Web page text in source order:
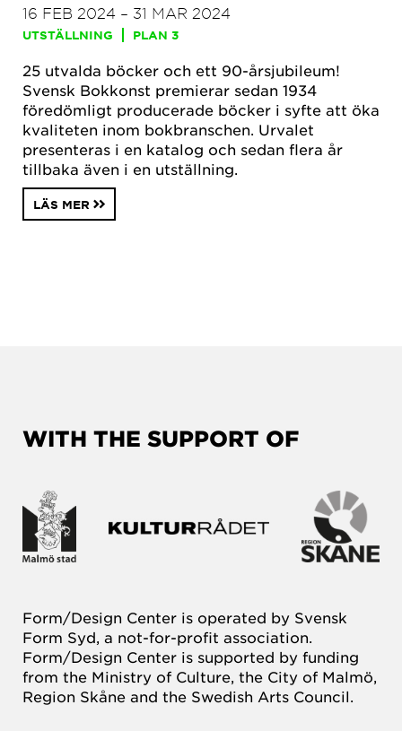
16 FEB 2024 – 31 MAR 2024
UTSTÄLLNING PLAN 3
25 utvalda böcker och ett 90-årsjubileum!
Svensk Bokkonst premierar sedan 1934
föredömligt producerade böcker i syfte att öka
kvaliteten inom bokbranschen. Urvalet
presenteras i en katalog och sedan flera år
tillbaka även i en utställning.
LÄS MER
WITH THE SUPPORT OF
Form/Design Center is operated by Svensk
Form Syd, a not-for-profit association.
Form/Design Center is supported by funding
from the Ministry of Culture, the City of Malmö,
Region Skåne and the Swedish Arts Council.